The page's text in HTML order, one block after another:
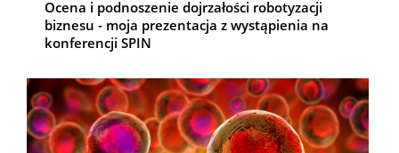
Ocena i podnoszenie dojrzałości robotyzacji
biznesu - moja prezentacja z wystąpienia na
konferencji SPIN